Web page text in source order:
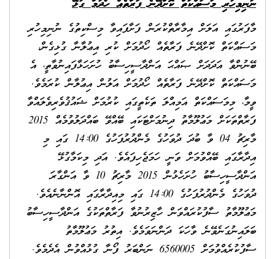
ނުނިމިހުރި މަސައްކަތް ކޮށްދޭނެ ފަރާތެއް ހޯދުމާ ގުޅޭ
މާފަރުގައި އަލަށް އިމާރާތްކުރަން ފަށާފައިވާ މިސްކިތުގެ ނުނިމިހުރި
މަސައްކަތް ކޮށްދޭނެ ފަރާތެއް ހޯދުމަށް ކުރި އިޢުލާނާ ގުޅިގެން،
ބޭނުންވާ އަދަދަށް ޞައްޙަ އަންދާސީހިސާބު ހުށަހަޅާފައިނުވާތީ، އެ
މަސައްކަތް ކޮށްދޭނެ ފަރާތެއް ހޯދުމަށް އަލުން އިޢުލާން ކުރަމެވެ.
ވީމާ، މިމަސައްކަތް އަމިއްލަ ތަކެތީގައި ކުރުމަށް ޝައުޤުވެރިވެލައްވާ
ފަރާތްތަކަށް މަޢުލޫމާތު ދިނުމަށްޓަކައި ބޭއްވޭ ބައްދަލުވުމެއް 2015
މާރިޗު 04 ވާ ބުދަ ދުވަހުގެ މެންދުރުފަހުގެ 14:00 ގައި މި
އިދާރާގައި ބޭއްވުމަށް ވަނީ ހަމަޖެހިފައެވެ. އަދި މިކަމާގުޅޭ
އަންދާސީހިސާބު ހުށަހެޅުން 2015 މާރިޗު 10 ވާ އަންގާރަ
ދުވަހުގެ މެންދުރުފަހުގެ 14:00 ގައި މިއިދާރާގައި އޮންނާނެއެވެ.
މަޢުލޫމާތު ސާފުކުރައްވަން ހާޒިރުނުވާ ފަރާތްތަކުގެ އަންދާސީހިސާބު
ބަލައިނުގަނެވޭނެ ވާހަކަ ދަންނަވަމެވެ. އިތުރު މަޢުލޫމާތު
ސާފުކުރެއްވުމަށް 6560005 ނަންބަރު ފޯނާ ގުޅުއްވުން އެދެމެވެ.